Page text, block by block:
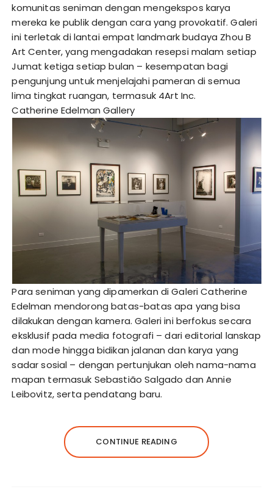
komunitas seniman dengan mengekspos karya
mereka ke publik dengan cara yang provokatif. Galeri
ini terletak di lantai empat landmark budaya Zhou B
Art Center, yang mengadakan resepsi malam setiap
Jumat ketiga setiap bulan – kesempatan bagi
pengunjung untuk menjelajahi pameran di semua
lima tingkat ruangan, termasuk 4Art Inc.
Catherine Edelman Gallery
Para seniman yang dipamerkan di Galeri Catherine
Edelman mendorong batas-batas apa yang bisa
dilakukan dengan kamera. Galeri ini berfokus secara
eksklusif pada media fotografi – dari editorial lanskap
dan mode hingga bidikan jalanan dan karya yang
sadar sosial – dengan pertunjukan oleh nama-nama
mapan termasuk Sebastião Salgado dan Annie
Leibovitz, serta pendatang baru.
CONTINUE READING